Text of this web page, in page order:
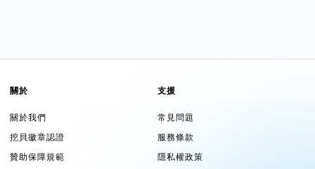
關於
關於我們
挖貝徽章認證
贊助保障規範
支援
常見問題
服務條款
隱私權政策